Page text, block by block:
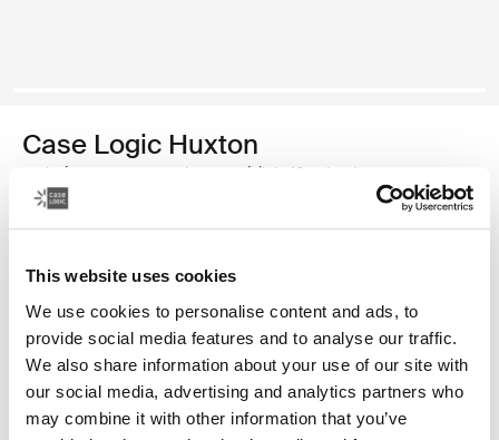
This website uses cookies
We use cookies to personalise content and ads, to
provide social media features and to analyse our traffic.
We also share information about your use of our site with
our social media, advertising and analytics partners who
may combine it with other information that you’ve
Case Logic Huxton
maletín para computadora portátil de 16 pulgadas